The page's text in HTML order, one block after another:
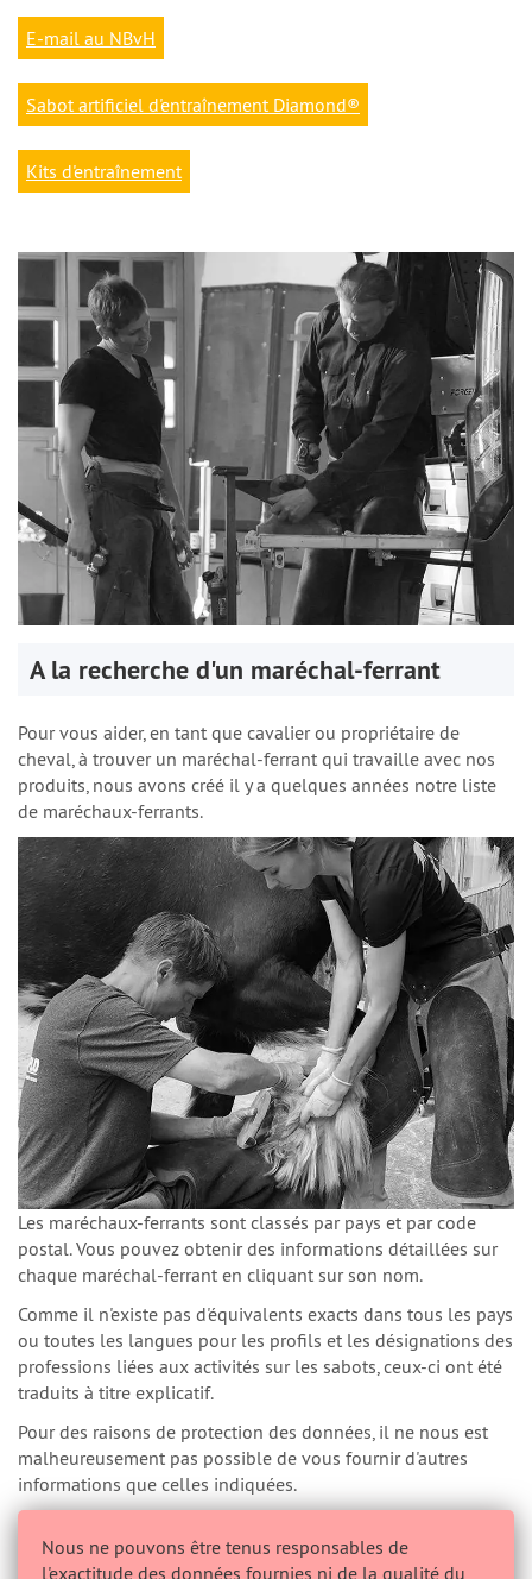
E-mail au NBvH
Sabot artificiel d'entraînement Diamond®
Kits d'entraînement
A la recherche d'un maréchal-ferrant
Pour vous aider, en tant que cavalier ou propriétaire de
cheval, à trouver un maréchal-ferrant qui travaille avec nos
produits, nous avons créé il y a quelques années notre liste
de maréchaux-ferrants.
Les maréchaux-ferrants sont classés par pays et par code
postal. Vous pouvez obtenir des informations détaillées sur
chaque maréchal-ferrant en cliquant sur son nom.
Comme il n'existe pas d'équivalents exacts dans tous les pays
ou toutes les langues pour les profils et les désignations des
professions liées aux activités sur les sabots, ceux-ci ont été
traduits à titre explicatif.
Pour des raisons de protection des données, il ne nous est
malheureusement pas possible de vous fournir d'autres
informations que celles indiquées.
Nous ne pouvons être tenus responsables de
l'exactitude des données fournies ni de la qualité du